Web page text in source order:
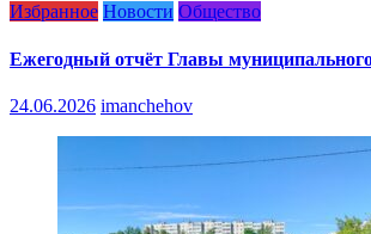
Избранное Новости Общество
Ежегодный отчёт Главы
24.06.2026 imanchehov